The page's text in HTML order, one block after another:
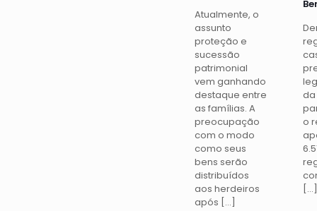
Atualmente, o
assunto
proteção e
sucessão
patrimonial
vem ganhando
destaque entre
as famílias. A
preocupação
com o modo
como seus
bens serão
distribuídos
aos herdeiros
após […]
o
[…]